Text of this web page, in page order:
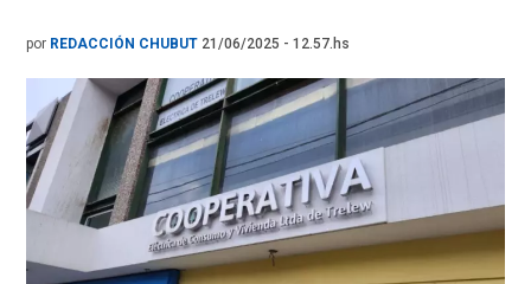
por REDACCIÓN CHUBUT 21/06/2025 - 12.57.hs